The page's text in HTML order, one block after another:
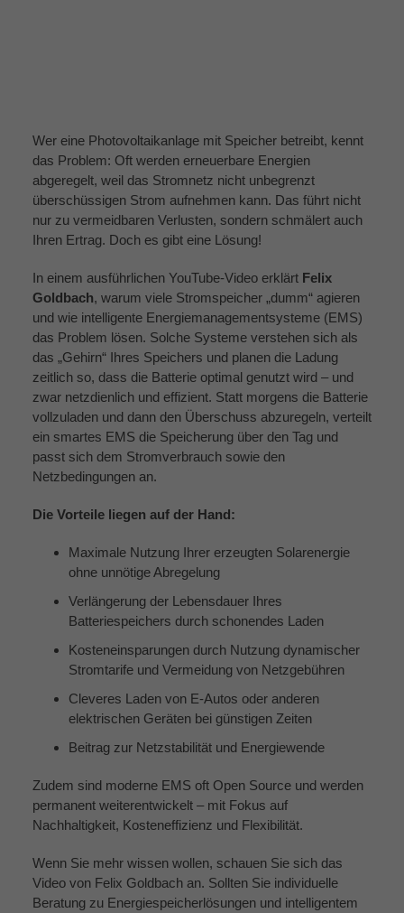
Wer eine Photovoltaikanlage mit Speicher betreibt, kennt
das Problem: Oft werden erneuerbare Energien
abgeregelt, weil das Stromnetz nicht unbegrenzt
überschüssigen Strom aufnehmen kann. Das führt nicht
nur zu vermeidbaren Verlusten, sondern schmälert auch
Ihren Ertrag. Doch es gibt eine Lösung!
In einem ausführlichen YouTube-Video erklärt Felix
Goldbach, warum viele Stromspeicher „dumm“ agieren
und wie intelligente Energiemanagementsysteme (EMS)
das Problem lösen. Solche Systeme verstehen sich als
das „Gehirn“ Ihres Speichers und planen die Ladung
zeitlich so, dass die Batterie optimal genutzt wird – und
zwar netzdienlich und effizient. Statt morgens die Batterie
vollzuladen und dann den Überschuss abzuregeln, verteilt
ein smartes EMS die Speicherung über den Tag und
passt sich dem Stromverbrauch sowie den
Netzbedingungen an.
Die Vorteile liegen auf der Hand:
Maximale Nutzung Ihrer erzeugten Solarenergie
ohne unnötige Abregelung
Verlängerung der Lebensdauer Ihres
Batteriespeichers durch schonendes Laden
Kosteneinsparungen durch Nutzung dynamischer
Stromtarife und Vermeidung von Netzgebühren
Cleveres Laden von E-Autos oder anderen
elektrischen Geräten bei günstigen Zeiten
Beitrag zur Netzstabilität und Energiewende
Zudem sind moderne EMS oft Open Source und werden
permanent weiterentwickelt – mit Fokus auf
Nachhaltigkeit, Kosteneffizienz und Flexibilität.
Wenn Sie mehr wissen wollen, schauen Sie sich das
Video von Felix Goldbach an. Sollten Sie individuelle
Beratung zu Energiespeicherlösungen und intelligentem